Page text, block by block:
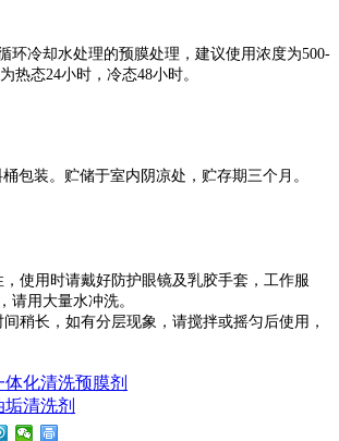
冷却水处理的预膜处理，建议使用浓度为500-
热态24小时，冷态48小时。
装。贮储于室内阴凉处，贮存期三个月。
用时请戴好防护眼镜及乳胶手套，工作服
请用大量水冲洗。
间稍长，如有分层现象，请搅拌或摇匀后使用，
体化清洗预膜剂
垢清洗剂